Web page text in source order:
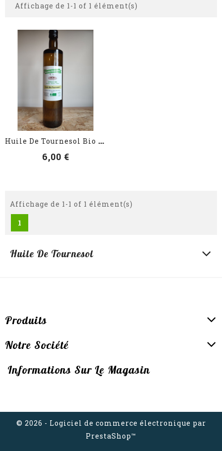
Affichage de 1-1 of 1 élément(s)
VOIR LES DÉTAILS
H
Uile De Tournesol Bio En...
6,00 €
Affichage de 1-1 of 1 élément(s)
1
Huile De Tournesol
Produits
Notre Société
Informations Sur Le Magasin
© 2026 - Logiciel de commerce électronique par
PrestaShop™